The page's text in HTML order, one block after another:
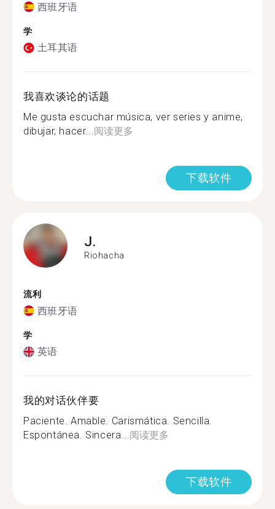
西班牙语
学
土耳其语
我喜欢谈论的话题
Me gusta escuchar música, ver series y anime,
dibujar, hacer...阅读更多
下载软件
J.
Riohacha
流利
西班牙语
学
英语
我的对话伙伴要
Paciente. Amable. Carismática. Sencilla.
Espontánea. Sincera...阅读更多
下载软件